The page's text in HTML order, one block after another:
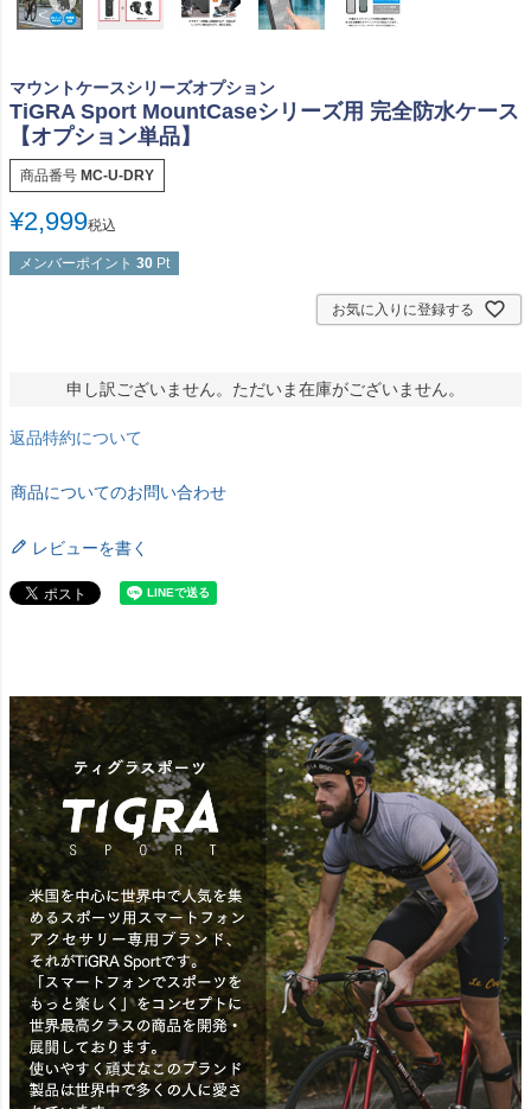
マウントケースシリーズオプション
TiGRA Sport MountCaseシリーズ用 完全防水ケース
【オプション単品】
商品番号 MC-U-DRY
¥2,999税込
メンバーポイント 30 Pt
お気に入りに登録する
申し訳ございません。ただいま在庫がございません。
返品特約について
商品についてのお問い合わせ
レビューを書く